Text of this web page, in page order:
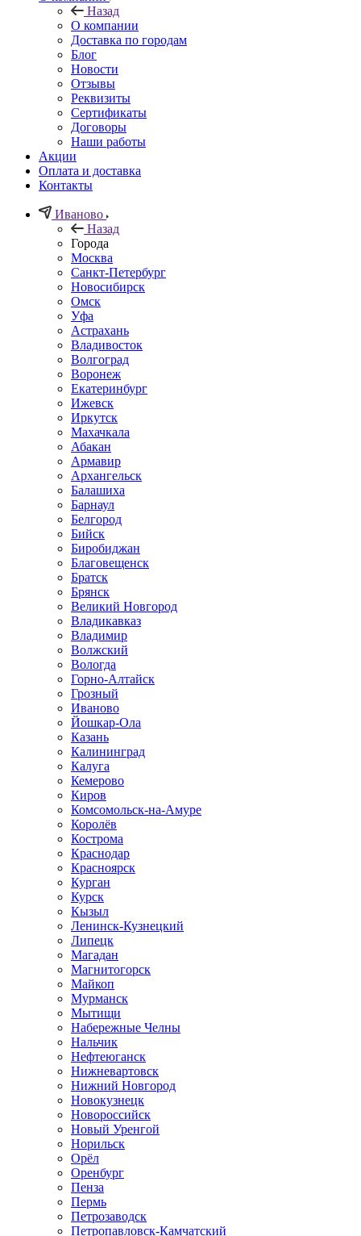
Назад
О компании
Доставка по городам
Блог
Новости
Отзывы
Реквизиты
Сертификаты
Договоры
Наши работы
Акции
Оплата и доставка
Контакты
Иваново
Назад
Города
Москва
Санкт-Петербург
Новосибирск
Омск
Уфа
Астрахань
Владивосток
Волгоград
Воронеж
Екатеринбург
Ижевск
Иркутск
Махачкала
Абакан
Армавир
Архангельск
Балашиха
Барнаул
Белгород
Бийск
Биробиджан
Благовещенск
Братск
Брянск
Великий Новгород
Владикавказ
Владимир
Волжский
Вологда
Горно-Алтайск
Грозный
Иваново
Йошкар-Ола
Казань
Калининград
Калуга
Кемерово
Киров
Комсомольск-на-Амуре
Королёв
Кострома
Краснодар
Красноярск
Курган
Курск
Кызыл
Ленинск-Кузнецкий
Липецк
Магадан
Магнитогорск
Майкоп
Мурманск
Мытищи
Набережные Челны
Нальчик
Нефтеюганск
Нижневартовск
Нижний Новгород
Новокузнецк
Новороссийск
Новый Уренгой
Норильск
Орёл
Оренбург
Пенза
Пермь
Петрозаводск
Петропавловск-Камчатский